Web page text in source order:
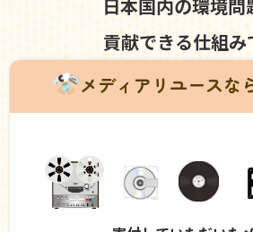
日本国内の環境問
貢献できる仕組み
メディアリユースな